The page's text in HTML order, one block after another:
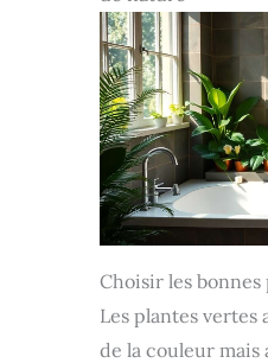
Choisir les bonnes
Les plantes
de la couleur